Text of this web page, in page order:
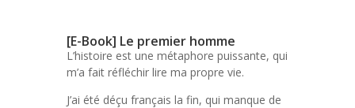
[E-Book] Le premier homme
L’histoire est une métaphore puissante, qui
m’a fait réfléchir lire ma propre vie.
J’ai été déçu français la fin, qui manque de